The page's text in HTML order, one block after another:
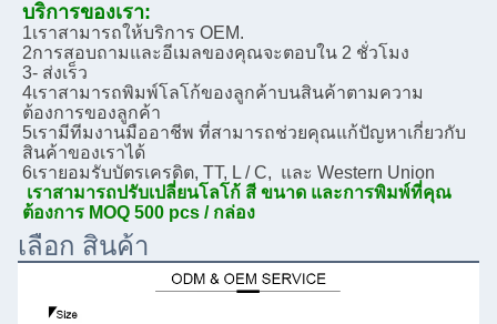
บริการของเรา:
1เราสามารถให้บริการ OEM.
2การสอบถามและอีเมลของคุณจะตอบใน 2 ชั่วโมง
3- ส่งเร็ว
4เราสามารถพิมพ์โลโก้ของลูกค้าบนสินค้าตามความ
ต้องการของลูกค้า
5เรามีทีมงานมืออาชีพ ที่สามารถช่วยคุณแก้ปัญหาเกี่ยวกับ
สินค้าของเราได้
6เรายอมรับบัตรเครดิต, TT, L / C,  และ Western Union
เราสามารถปรับเปลี่ยนโลโก้ สี ขนาด และการพิมพ์ที่คุณ
ต้องการ MOQ 500 pcs / กล่อง
เลือก สินค้า